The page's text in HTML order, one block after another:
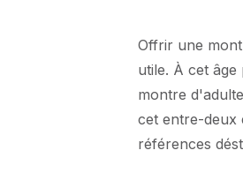
Offrir une
utile. À cet âge
montre
cet entre-deux
références